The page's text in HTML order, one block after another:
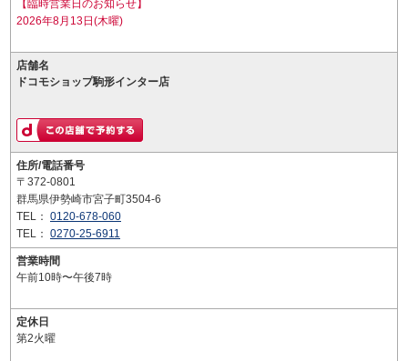
【臨時営業日のお知らせ】
2026年8月13日(木曜)
店舗名
ドコモショップ駒形インター店
住所/電話番号
〒372-0801
群馬県伊勢崎市宮子町3504-6
TEL： 0120-678-060
TEL： 0270-25-6911
営業時間
午前10時〜午後7時
定休日
第2火曜